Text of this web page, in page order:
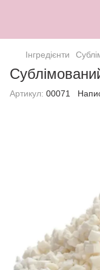
Інгредієнти
Артикул: 00071